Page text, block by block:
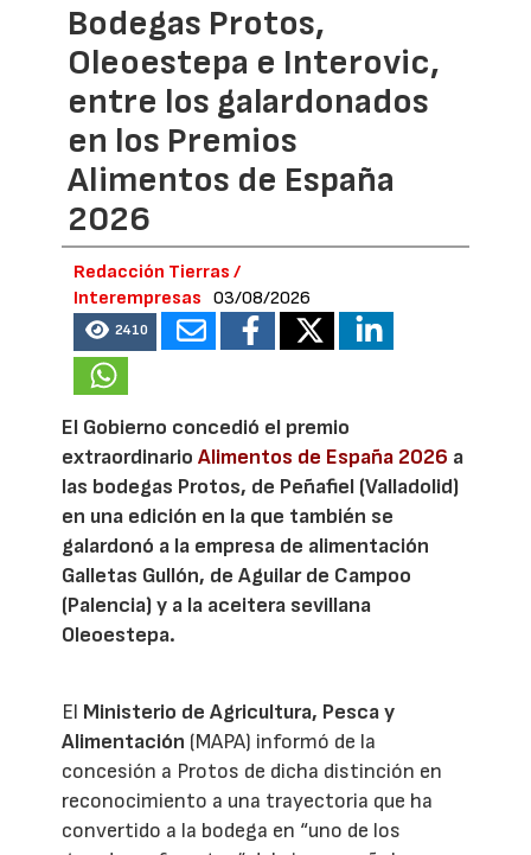
Bodegas Protos,
Oleoestepa e Interovic,
entre los galardonados
en los Premios
Alimentos de España
2026
Redacción Tierras /
Interempresas
03/08/2026
2410
El Gobierno concedió el premio
extraordinarioAlimentos de España 2026 a
las bodegas Protos, de Peñafiel (Valladolid)
en una edición en la que también se
galardonó a la empresa de alimentación
Galletas Gullón, de Aguilar de Campoo
(Palencia) y a la aceitera sevillana
Oleoestepa.
El Ministerio de Agricultura, Pesca y
Alimentación (MAPA) informó de la
concesión a Protos de dicha distinción en
reconocimiento a una trayectoria que ha
convertido a la bodega en “uno de los